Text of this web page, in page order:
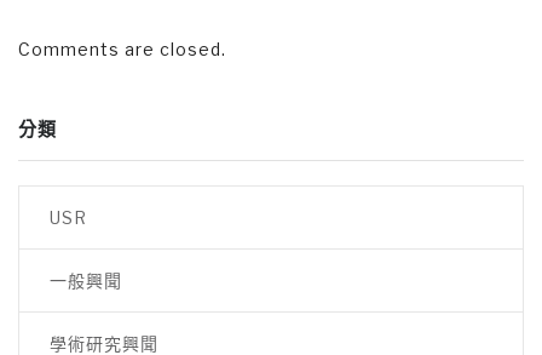
Comments are closed.
分類
USR
一般興聞
學術研究興聞